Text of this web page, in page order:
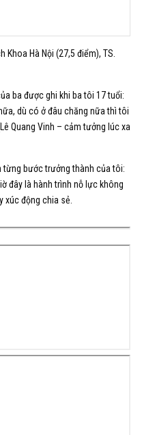
Hà Nội (27,5 điểm), TS.
ba được ghi khi ba tôi 17 tuổi:
dù có ở đâu chăng nữa thì tôi
Quang Vinh – cảm tưởng lúc xa
từng bước trưởng thành của tôi:
đây là hành trình nỗ lực không
xúc động chia sẻ.